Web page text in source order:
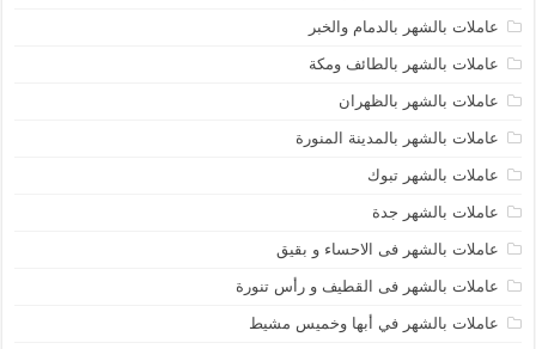
عاملات بالشهر بالدمام والخبر
عاملات بالشهر بالطائف ومكة
عاملات بالشهر بالظهران
عاملات بالشهر بالمدينة المنورة
عاملات بالشهر تبوك
عاملات بالشهر جدة
عاملات بالشهر فى الاحساء و بقيق
عاملات بالشهر فى القطيف و رأس تنورة
عاملات بالشهر في أبها وخميس مشيط